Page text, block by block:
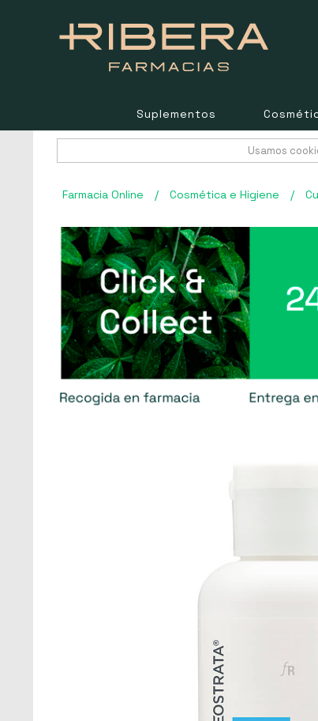
Suplementos
Usamos
Farmacia Online / Cosmética e Higiene /